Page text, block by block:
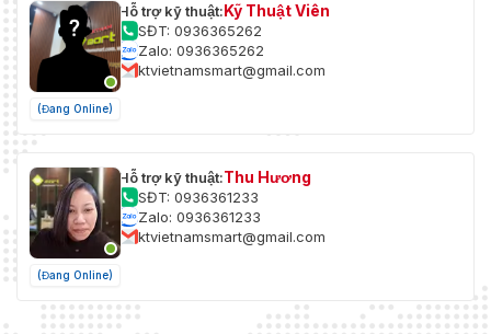
(Đang Online)
Hỗ trợ kỹ thuật:Kỹ Thuật Viên
SĐT: 0936365262
Zalo: 0936365262
ktvietnamsmart@gmail.com
(Đang Online)
Hỗ trợ kỹ thuật:Thu Hương
SĐT: 0936361233
Zalo: 0936361233
ktvietnamsmart@gmail.com